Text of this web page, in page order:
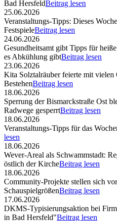
Bad HersfeldBeitrag lesen
25.06.2026
Veranstaltungs-Tipps: Dieses
FestspieleBeitrag lesen
24.06.2026
Gesundheitsamt gibt Tipps für
es Abkühlung gibtBeitrag lesen
23.06.2026
Kita Solztalräuber feierte mit vielen
BestehenBeitrag lesen
18.06.2026
Sperrung der Bismarckstraße Ost
Radwege gesperrtBeitrag lesen
18.06.2026
Veranstaltungs-Tipps für das
lesen
18.06.2026
Wever-Areal als Schwammstadt:
östlich der KircheBeitrag lesen
18.06.2026
Community-Projekte stellen sich
SchauspielgrößenBeitrag lesen
17.06.2026
DKMS-Typisierungsaktion bei
in Bad Hersfeld"Beitrag lesen